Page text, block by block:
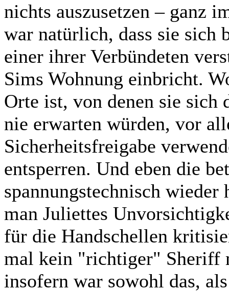
nichts auszusetzen – ganz
war natürlich, dass sie sich
einer ihrer Verbündeten
Sims Wohnung einbricht.
Orte ist, von denen sie sich
nie erwarten würden, vor
Sicherheitsfreigabe
entsperren. Und eben die
spannungstechnisch
man Juliettes
für die Handschellen
mal kein "richtiger" Sheriff
insofern war sowohl das,